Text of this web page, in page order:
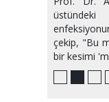
üstündeki
çekip, "Bu
bir kesimi